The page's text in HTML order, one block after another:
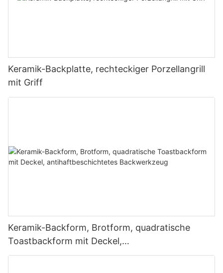
Keramik-Backplatte, rechteckiger Porzellangrill
mit Griff
Keramik-Backform, Brotform, quadratische
Toastbackform mit Deckel,
antihaftbeschichtetes Backwerkzeug